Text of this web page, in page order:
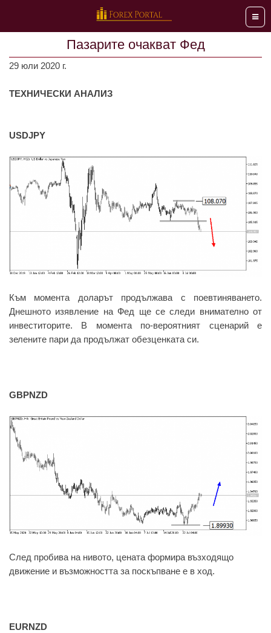
Меню
Пазарите очакват Фед
29 юли 2020 г.
ТЕХНИЧЕСКИ АНАЛИЗ
USDJPY
Към момента доларът продължава с поевтиняването.
Днешното изявление на Фед ще се следи внимателно от
инвеститорите. В момента по-вероятният сценарий е
зелените пари да продължат обезценката си.
GBPNZD
След пробива на нивото, цената формира възходящо
движение и възможността за поскъпване е в ход.
EURNZD